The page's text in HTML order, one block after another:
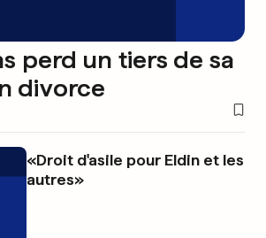
perd un tiers de sa
divorce
«Droit d'asile pour Eldin et les
autres»